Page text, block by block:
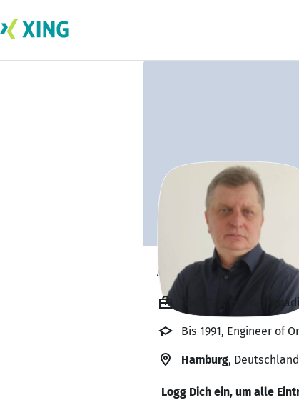
Andriy
Bis 2022, Head of
Bis 1991, Engineer of
Hamburg, Deutschland
Logg Dich ein, um alle